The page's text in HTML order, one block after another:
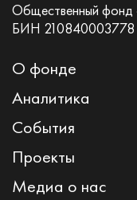
Общественный фонд
БИН 210840003778
О фонде
Аналитика
События
Проекты
Медиа о нас